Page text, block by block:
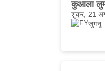
कुआला
शुक्र, 21
जुगनू